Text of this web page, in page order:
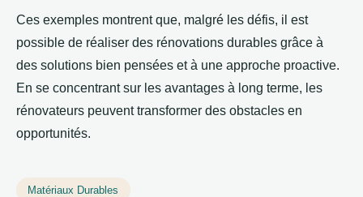
Ces exemples montrent que, malgré les défis, il est
possible de réaliser des rénovations durables grâce à
des solutions bien pensées et à une approche proactive.
En se concentrant sur les avantages à long terme, les
rénovateurs peuvent transformer des obstacles en
opportunités.
Matériaux Durables